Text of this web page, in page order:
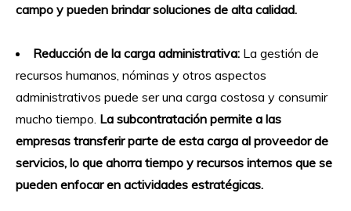
campo y pueden brindar soluciones de alta calidad.
Reducción de la carga administrativa: La gestión de
recursos humanos, nóminas y otros aspectos
administrativos puede ser una carga costosa y consumir
mucho tiempo. La subcontratación permite a las
empresas transferir parte de esta carga al proveedor de
servicios, lo que ahorra tiempo y recursos internos que se
pueden enfocar en actividades estratégicas.